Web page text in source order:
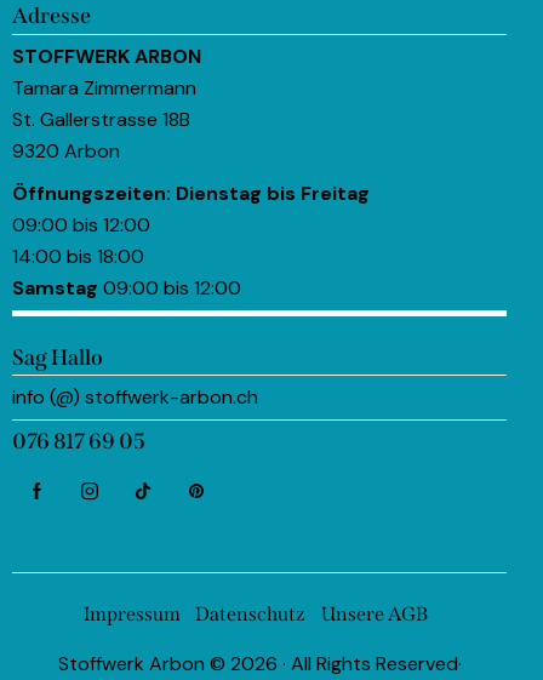
Adresse
STOFFWERK ARBON
Tamara Zimmermann
St. Gallerstrasse 18B
9320 Arbon
Öffnungszeiten: Dienstag bis Freitag
09:00 bis 12:00
14:00 bis 18:00
Samstag 09:00 bis 12:00
Sag Hallo
info (@) stoffwerk-arbon.ch
076 817 69 05
Impressum Datenschutz Unsere AGB
Stoffwerk Arbon © 2026 · All Rights Reserved·